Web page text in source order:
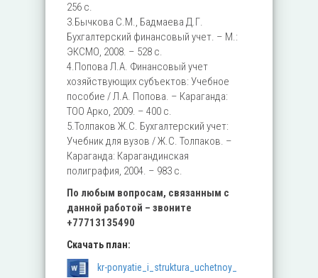
256 с.
3.Бычкова С.М., Бадмаева Д.Г.
Бухгалтерский финансовый учет. – М.:
ЭКСМО, 2008. – 528 с.
4.Попова Л.А. Финансовый учет
хозяйствующих субъектов: Учебное
пособие / Л.А. Попова. – Караганда:
ТОО Арко, 2009. – 400 с.
5.Толпаков Ж.С. Бухгалтерский учет:
Учебник для вузов / Ж.С. Толпаков. –
Караганда: Карагандинская
полиграфия, 2004. – 983 с.
По любым вопросам, связанным с
данной работой – звоните
+77713135490
Скачать план:
kr-ponyatie_i_struktura_uchetnoy_